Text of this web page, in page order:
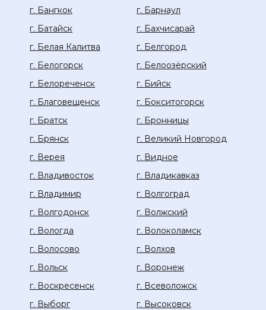
г. Бангкок
г. Барнаул
г. Батайск
г. Бахчисарай
г. Белая Калитва
г. Белгород
г. Белогорск
г. Белоозёрский
г. Белореченск
г. Бийск
г. Благовещенск
г. Бокситогорск
г. Братск
г. Бронницы
г. Брянск
г. Великий Новгород
г. Верея
г. Видное
г. Владивосток
г. Владикавказ
г. Владимир
г. Волгоград
г. Волгодонск
г. Волжский
г. Вологда
г. Волоколамск
г. Волосово
г. Волхов
г. Вольск
г. Воронеж
г. Воскресенск
г. Всеволожск
г. Выборг
г. Высоковск